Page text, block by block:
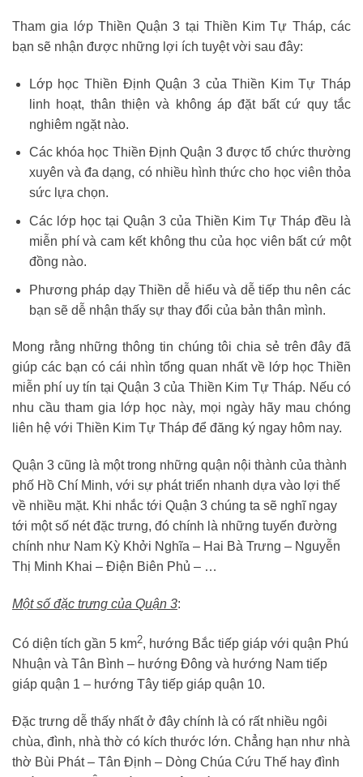
Tham gia lớp Thiền Quận 3 tại Thiền Kim Tự Tháp, các
bạn sẽ nhận được những lợi ích tuyệt vời sau đây:
Lớp học Thiền Định Quận 3 của Thiền Kim Tự Tháp
linh hoạt, thân thiện và không áp đặt bất cứ quy tắc
nghiêm ngặt nào.
Các khóa học Thiền Định Quận 3 được tổ chức thường
xuyên và đa dạng, có nhiều hình thức cho học viên thỏa
sức lựa chọn.
Các lớp học tại Quận 3 của Thiền Kim Tự Tháp đều là
miễn phí và cam kết không thu của học viên bất cứ một
đồng nào.
Phương pháp dạy Thiền dễ hiểu và dễ tiếp thu nên các
bạn sẽ dễ nhận thấy sự thay đổi của bản thân mình.
Mong rằng những thông tin chúng tôi chia sẻ trên đây đã
giúp các bạn có cái nhìn tổng quan nhất về lớp học Thiền
miễn phí uy tín tại Quận 3 của Thiền Kim Tự Tháp. Nếu có
nhu cầu tham gia lớp học này, mọi ngày hãy mau chóng
liên hệ với Thiền Kim Tự Tháp để đăng ký ngay hôm nay.
Quận 3 cũng là một trong những quận nội thành của thành
phố Hồ Chí Minh, với sự phát triển nhanh dựa vào lợi thế
về nhiều mặt. Khi nhắc tới Quận 3 chúng ta sẽ nghĩ ngay
tới một số nét đặc trưng, đó chính là những tuyến đường
chính như Nam Kỳ Khởi Nghĩa – Hai Bà Trưng – Nguyễn
Thị Minh Khai – Điện Biên Phủ – …
Một số đặc trưng của Quận 3:
Có diện tích gần 5 km2, hướng Bắc tiếp giáp với quận Phú
Nhuận và Tân Bình – hướng Đông và hướng Nam tiếp
giáp quận 1 – hướng Tây tiếp giáp quận 10.
Đặc trưng dễ thấy nhất ở đây chính là có rất nhiều ngôi
chùa, đình, nhà thờ có kích thước lớn. Chẳng hạn như nhà
thờ Bùi Phát – Tân Định – Dòng Chúa Cứu Thế hay đình